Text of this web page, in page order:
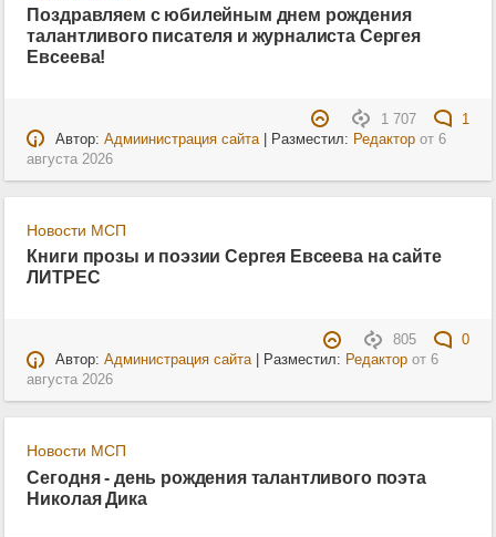
Поздравляем с юбилейным днем рождения
талантливого писателя и журналиста Сергея
Евсеева!
1 707
1
Автор: Адмиинистрация сайта| Разместил: Редакторот 6
августа 2026
Новости МСП
Книги прозы и поэзии Сергея Евсеева на сайте
ЛИТРЕС
805
0
Автор: Администрация сайта| Разместил: Редакторот 6
августа 2026
Новости МСП
Сегодня - день рождения талантливого поэта
Николая Дика